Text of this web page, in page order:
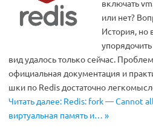
включать
или нет?
История, но
вид удалось только сейчас.
официальная документация и
шки по Redis достаточно
Читать далее: Redis: fork — Cannot
виртуальная память и… »